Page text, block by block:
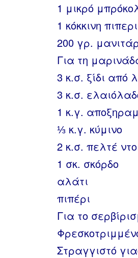
1 μικρό
1 κόκκινη
200 γρ.
Για τη
3 κ.σ. ξίδι από
3 κ.σ.
1 κ.γ.
⅓ κ.γ. κύμινο
2 κ.σ. πελτέ
1 σκ. σκόρδο
αλάτι
πιπέρι
Για το
Στραγγιστό